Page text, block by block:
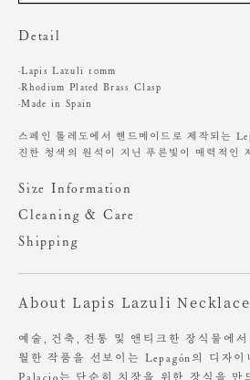
Detail
·Lapis Lazuli 10mm
·Rhodium Plated Brass Clasp
·Made in Spain
스페인 톨레도에서 핸드메이드로 제작되는
진한 청색의 원석이 지닌 푸른빛이 매력적인
Size Information
제품의 일정 수량을 측정한 평균치수로 재는
편차가 있을 수 있습니다. (치수단위 : cm)
OS 38.5
Cleaning & Care
해외 수입 제품 특성상 A/S 및 적립금 지급이
변색 정도가 심할 경우 동봉된 천으로 가볍게
공기가 닿지 않는 폴리백과 파우치에 넣어 보
Shipping
About Lapis Lazuli Necklace
예술, 건축, 전통 및 앤티크한 장식물에
월한 작품을 선보이는 Lepagón의 디자이